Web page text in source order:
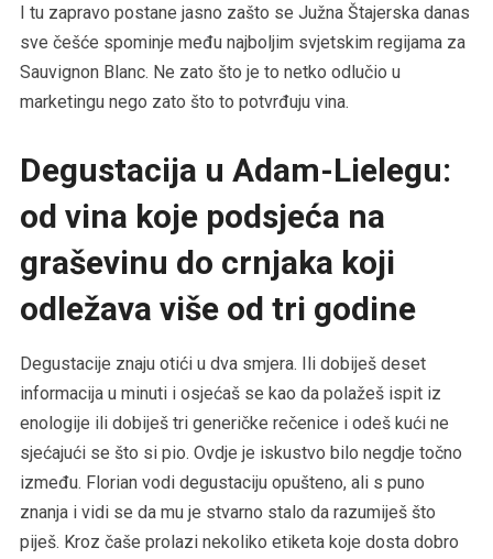
I tu zapravo postane jasno zašto se Južna Štajerska danas
sve češće spominje među najboljim svjetskim regijama za
Sauvignon Blanc. Ne zato što je to netko odlučio u
marketingu nego zato što to potvrđuju vina.
Degustacija u Adam-Lielegu:
od vina koje podsjeća na
graševinu do crnjaka koji
odležava više od tri godine
Degustacije znaju otići u dva smjera. Ili dobiješ deset
informacija u minuti i osjećaš se kao da polažeš ispit iz
enologije ili dobiješ tri generičke rečenice i odeš kući ne
sjećajući se što si pio. Ovdje je iskustvo bilo negdje točno
između. Florian vodi degustaciju opušteno, ali s puno
znanja i vidi se da mu je stvarno stalo da razumiješ što
piješ. Kroz čaše prolazi nekoliko etiketa koje dosta dobro